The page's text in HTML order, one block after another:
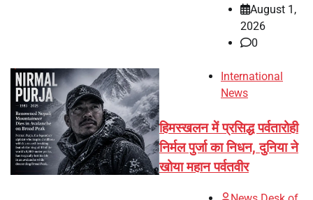
August 1,
2026
0
International
News
हिमस्खलन में प्रसिद्ध पर्वतारोही
निर्मल पुर्जा का निधन, दुनिया ने
खोया महान पर्वतवीर